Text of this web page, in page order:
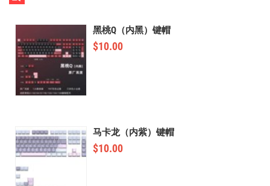
黑桃Q（内黑）键帽
$10.00
马卡龙（内紫）键帽
$10.00